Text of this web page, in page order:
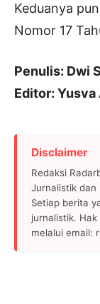
Keduanya
Nomor 17
Penulis: Dwi S
Editor: Yusva
Disclaimer
Redaksi
Jurnalistik dan
Setiap berita
jurnalistik.
melalui email: